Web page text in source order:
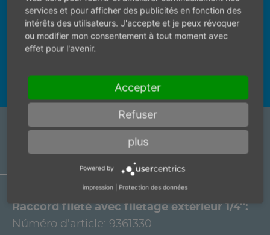
trouver la bonne personne de contact.
ARTICLE ACCESSORY
Raccord fileté avec filetage extérieur 1/4''
Núméro d'article: 9361330
services et pour afficher des publicités en fonction des
intérêts des utilisateurs. J'accepte et je peux révoquer
ou modifier mon consentement à tout moment avec
effet pour l'avenir.
Accepter
Refuser
plus
Powered by
impression Protection des données